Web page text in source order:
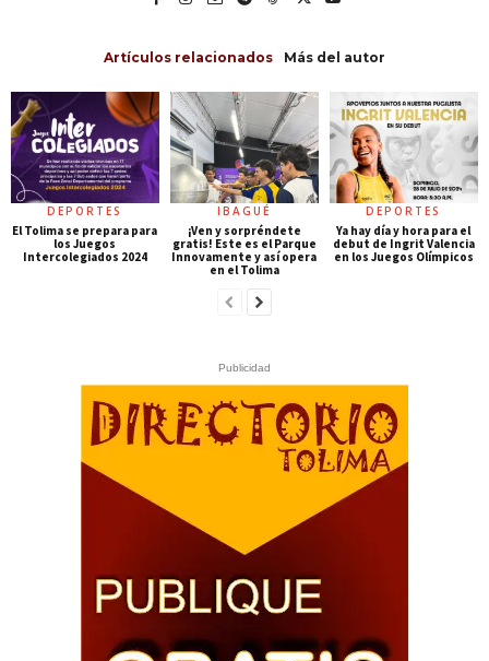
Artículos relacionados Más del autor
DEPORTES
El Tolima se prepara para
los Juegos
Intercolegiados 2024
IBAGUÉ
¡Ven y sorpréndete
gratis! Este es el Parque
Innovamente y así opera
en el Tolima
DEPORTES
Ya hay día y hora para el
debut de Ingrit Valencia
en los Juegos Olímpicos
Publicidad